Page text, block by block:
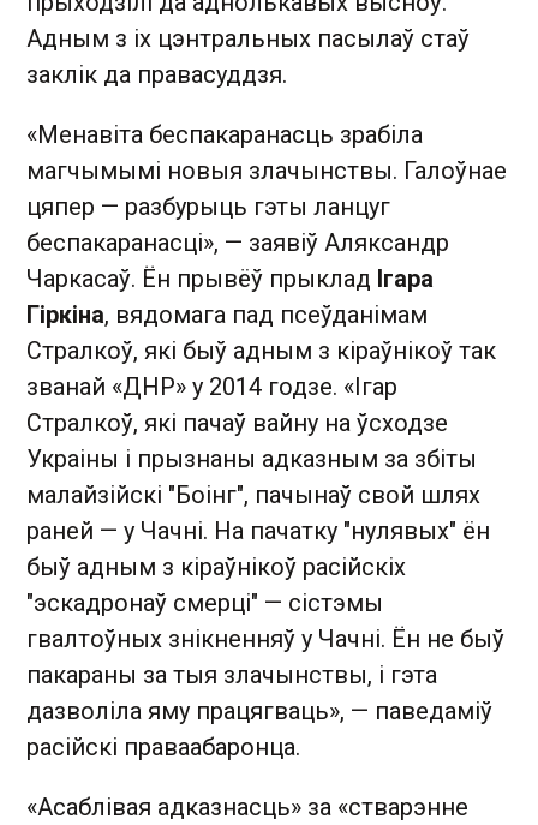
Адным з іх цэнтральных пасылаў стаў
заклік да правасуддзя.
«Менавіта беспакаранасць зрабіла
магчымымі новыя злачынствы. Галоўнае
цяпер — разбурыць гэты ланцуг
беспакаранасці», — заявіў Аляксандр
Чаркасаў. Ён прывёў прыклад Ігара
Гіркіна, вядомага пад псеўданімам
Стралкоў, які быў адным з кіраўнікоў так
званай «ДНР» у 2014 годзе. «Ігар
Стралкоў, які пачаў вайну на ўсходзе
Украіны і прызнаны адказным за збіты
малайзійскі "Боінг", пачынаў свой шлях
раней — у Чачні. На пачатку "нулявых" ён
быў адным з кіраўнікоў расійскіх
"эскадронаў смерці" — сістэмы
гвалтоўных знікненняў у Чачні. Ён не быў
пакараны за тыя злачынствы, і гэта
дазволіла яму працягваць», — паведаміў
расійскі праваабаронца.
«Асаблівая адказнасць» за «стварэнне